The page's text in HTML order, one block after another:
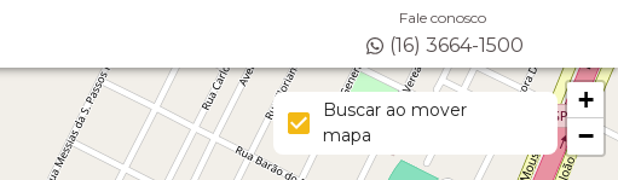
Fale conosco
(16) 3664-1500
+
−
Buscar ao mover
mapa